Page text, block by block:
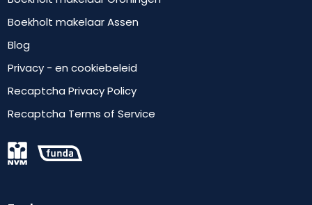
Boekholt makelaar Assen
Blog
Privacy - en cookiebeleid
Recaptcha Privacy Policy
Recaptcha Terms of Service